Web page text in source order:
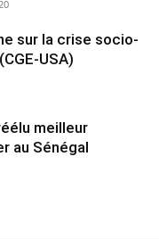
sur la crise socio-
USA)
meilleur
au Sénégal